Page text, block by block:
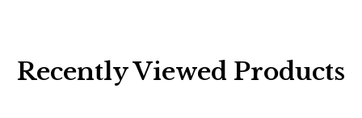
Recently Viewed Products